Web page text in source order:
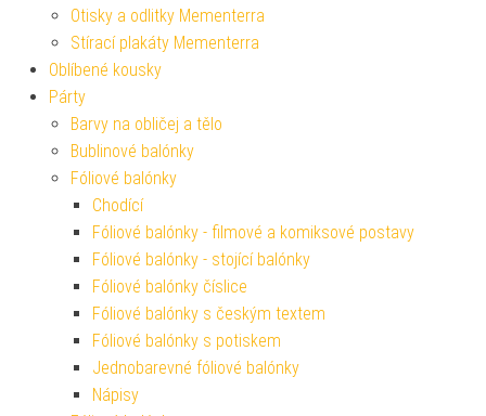
Otisky a odlitky Mementerra
Stírací plakáty Mementerra
Oblíbené kousky
Párty
Barvy na obličej a tělo
Bublinové balónky
Fóliové balónky
Chodící
Fóliové balónky - filmové a komiksové postavy
Fóliové balónky - stojící balónky
Fóliové balónky číslice
Fóliové balónky s českým textem
Fóliové balónky s potiskem
Jednobarevné fóliové balónky
Nápisy